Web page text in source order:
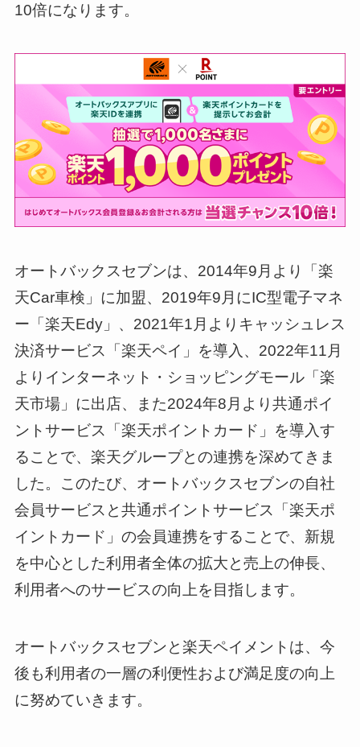
10倍になります。
オートバックスセブンは、2014年9月より「楽
天Car車検」に加盟、2019年9月にIC型電子マネ
ー「楽天Edy」、2021年1月よりキャッシュレス
決済サービス「楽天ペイ」を導入、2022年11月
よりインターネット・ショッピングモール「楽
天市場」に出店、また2024年8月より共通ポイ
ントサービス「楽天ポイントカード」を導入す
ることで、楽天グループとの連携を深めてきま
した。このたび、オートバックスセブンの自社
会員サービスと共通ポイントサービス「楽天ポ
イントカード」の会員連携をすることで、新規
を中心とした利用者全体の拡大と売上の伸長、
利用者へのサービスの向上を目指します。
オートバックスセブンと楽天ペイメントは、今
後も利用者の一層の利便性および満足度の向上
に努めていきます。